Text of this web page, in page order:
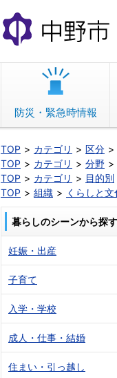
文
へ
動
防災・緊急時情報
TOP カテゴリ 区分
TOP
カテゴリ 分野
TOP
カテゴリ 目的別
TOP
組織 くらしと文
暮らしのシーンから探す
妊娠・出産
子育て
入学・学校
成人・仕事・結婚
住まい・引っ越し